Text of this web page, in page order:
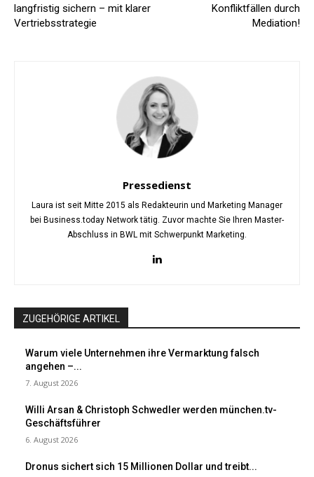
langfristig sichern – mit klarer
Vertriebsstrategie
Konfliktfällen durch
Mediation!
Pressedienst
Laura ist seit Mitte 2015 als Redakteurin und Marketing Manager
bei Business.today Network tätig. Zuvor machte Sie Ihren Master-
Abschluss in BWL mit Schwerpunkt Marketing.
ZUGEHÖRIGE ARTIKEL
Warum viele Unternehmen ihre Vermarktung falsch
angehen –...
7. August 2026
Willi Arsan & Christoph Schwedler werden münchen.tv-
Geschäftsführer
6. August 2026
Dronus sichert sich 15 Millionen Dollar und treibt...